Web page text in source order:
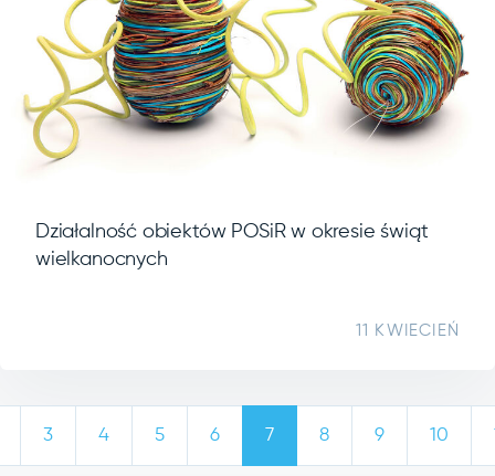
Działalność obiektów POSiR w okresie świąt
wielkanocnych
11 KWIECIEŃ
3 4 5 6 7 8 9 10